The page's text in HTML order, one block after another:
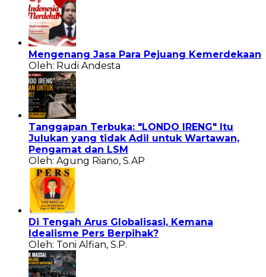
Mengenang Jasa Para Pejuang Kemerdekaan
Oleh: Rudi Andesta
Tanggapan Terbuka: "LONDO IRENG" Itu
Julukan yang tidak Adil untuk Wartawan,
Pengamat dan LSM
Oleh: Agung Riano, S.AP
Di Tengah Arus Globalisasi, Kemana
Idealisme Pers Berpihak?
Oleh: Toni Alfian, S.P.